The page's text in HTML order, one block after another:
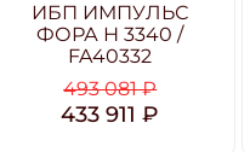
ИБП ИМПУЛЬС
ФОРА Н 3340 /
FA40332
493 081 ₽
433 911 ₽